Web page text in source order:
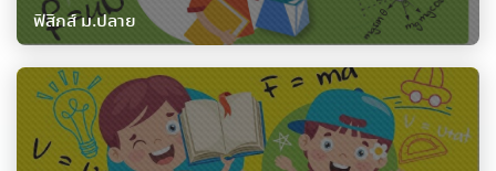
ฟิสิกส์ ม.ปลาย